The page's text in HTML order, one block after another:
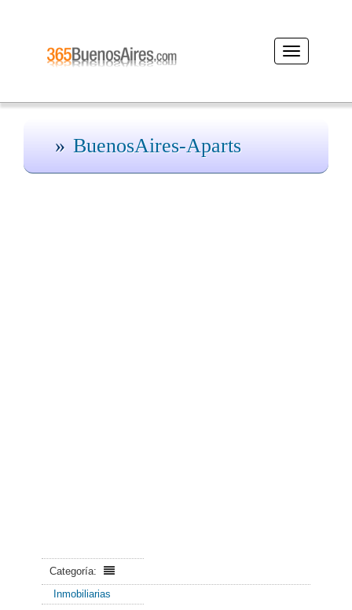
Desplegar
navegación
BuenosAires-Aparts
Categoría:
Inmobiliarias